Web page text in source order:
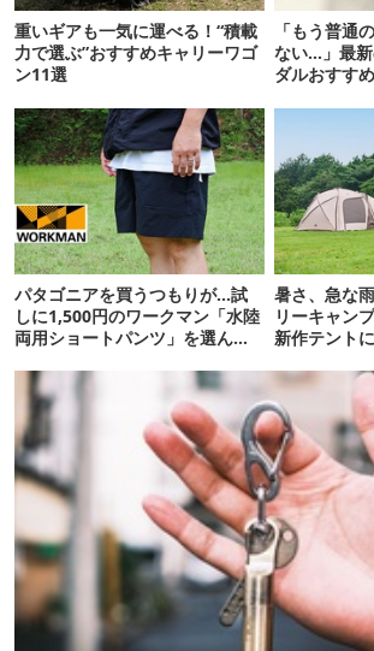
重いギアも一気に運べる！“積載
力で選ぶ”おすすめキャリーワゴ
ン11選
「もう普通
ない…」最
ダルおすす
パタゴニアを買うつもりが…試
しに1,500円のワークマン「水陸
両用ショートパンツ」を選んだ
暑さ、急な
リーキャン
新作テント